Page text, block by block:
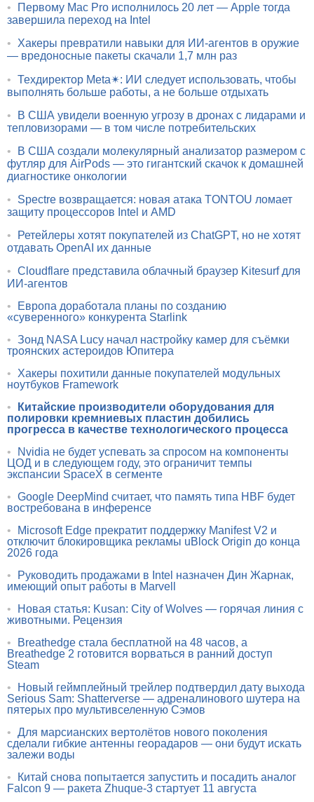
•
Первому Mac Pro исполнилось 20 лет — Apple тогда
завершила переход на Intel
•
Хакеры превратили навыки для ИИ-агентов в оружие
— вредоносные пакеты скачали 1,7 млн раз
• Техдиректор Meta✴: ИИ следует использовать, чтобы
выполнять больше работы, а не больше отдыхать
•
В США увидели военную угрозу в дронах с лидарами и
тепловизорами — в том числе потребительских
•
В США создали молекулярный анализатор размером с
футляр для AirPods — это гигантский скачок к домашней
диагностике онкологии
•
Spectre возвращается: новая атака TONTOU ломает
защиту процессоров Intel и AMD
•
Ретейлеры хотят покупателей из ChatGPT, но не хотят
отдавать OpenAI их данные
• Cloudflare представила облачный браузер Kitesurf для
ИИ-агентов
•
Европа доработала планы по созданию
«суверенного» конкурента Starlink
• Зонд NASA Lucy начал настройку камер для съёмки
троянских астероидов Юпитера
•
Хакеры похитили данные покупателей модульных
ноутбуков Framework
•
Китайские производители оборудования для
полировки кремниевых пластин добились
прогресса в качестве технологического процесса
•
Nvidia не будет успевать за спросом на компоненты
ЦОД и в следующем году, это ограничит темпы
экспансии SpaceX в сегменте
• Google DeepMind считает, что память типа HBF будет
востребована в инференсе
•
Microsoft Edge прекратит поддержку Manifest V2 и
отключит блокировщика рекламы uBlock Origin до конца
2026 года
•
Руководить продажами в Intel назначен Дин Жарнак,
имеющий опыт работы в Marvell
•
Новая статья: Kusan: City of Wolves — горячая линия с
животными. Рецензия
•
Breathedge стала бесплатной на 48 часов, а
Breathedge 2 готовится ворваться в ранний доступ
Steam
•
Новый геймплейный трейлер подтвердил дату выхода
Serious Sam: Shatterverse — адреналинового шутера на
пятерых про мультивселенную Сэмов
• Для марсианских вертолётов нового поколения
сделали гибкие антенны георадаров — они будут искать
залежи воды
•
Китай снова попытается запустить и посадить аналог
Falcon 9 — ракета Zhuque-3 стартует 11 августа